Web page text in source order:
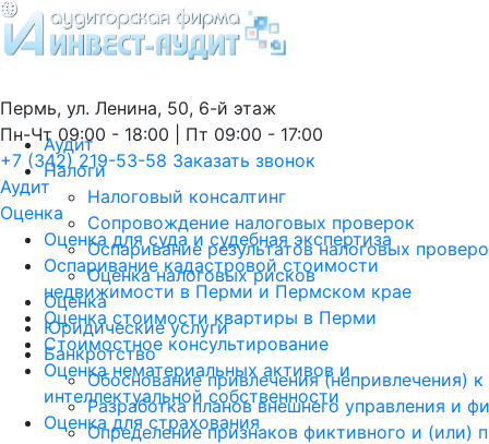
Пермь, ул. Ленина, 50, 6-й этаж
Пн-Чт 09:00 - 18:00 | Пт 09:00 - 17:00
+7 (342) 219-53-58 Заказать звонок
Аудит
Оценка
Оценка для суда и судебная экспертиза
Оспаривание кадастровой стоимости
недвижимости в Перми и Пермском крае
Оценка стоимости квартиры в Перми
Стоимостное консультирование
Оценка нематериальных активов и
интеллектуальной собственности
Оценка для страхования
Аудит
Налоги
Налоговый консалтинг
Сопровождение налоговых проверок
Оспаривание результатов налоговых
Оценка налоговых рисков
Оценка
Юридические услуги
Банкротство
Обоснование привлечения (непривлечения)
Разработка планов внешнего управления и
Определение признаков фиктивного и (или)